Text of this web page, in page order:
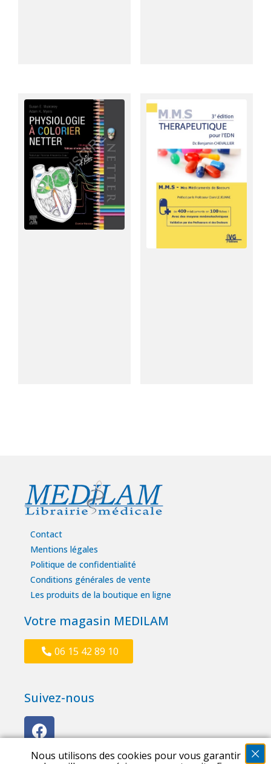
Contact
Mentions légales
Politique de confidentialité
Conditions générales de vente
Les produits de la boutique en ligne
Votre magasin MEDILAM
06 15 42 89 10
Suivez-nous
Nous utilisons des cookies pour vous garantir